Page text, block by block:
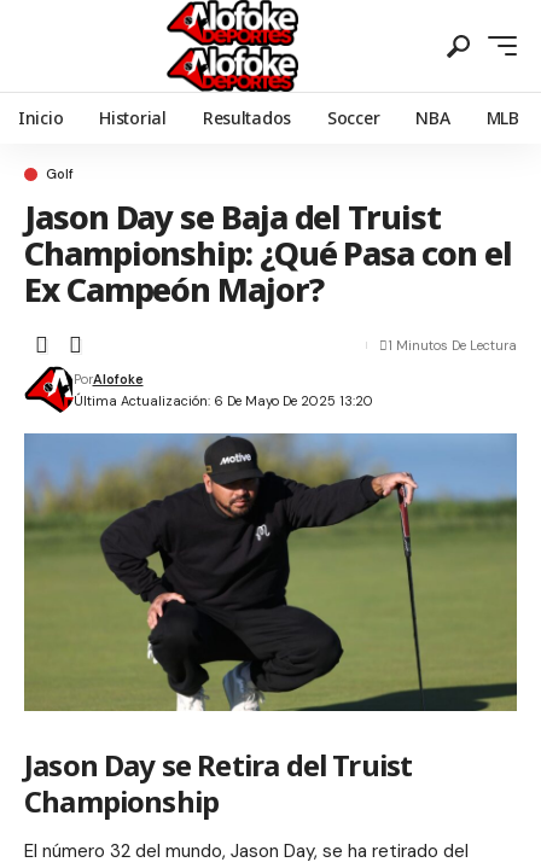
Inicio Historial Resultados Soccer NBA MLB
Golf
Jason Day se Baja del Truist
Championship: ¿Qué Pasa con el
Ex Campeón Major?
Última Actualización: 6 De Mayo De 2025 13:20
PorAlofoke
1 Minutos De Lectura
Jason Day se Retira del Truist
Championship
El número 32 del mundo, Jason Day, se ha retirado del